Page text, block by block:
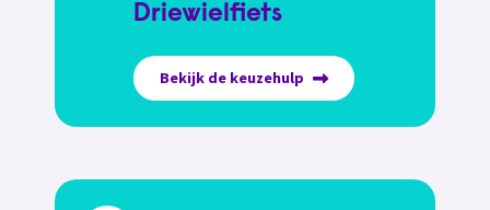
Driewielfiets
Bekijk de keuzehulp